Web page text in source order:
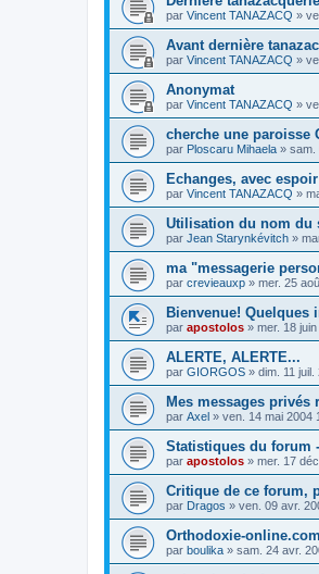
par Vincent TANAZACQ »
Avant dernière
par Vincent TANAZACQ »
Anonymat
par Vincent TANAZACQ »
cherche une paroisse
par Ploscaru Mihaela » sam.
Echanges, avec
par Vincent TANAZACQ »
Utilisation du nom du
par Jean Starynkévitch »
ma "messagerie
par crevieauxp » mer. 25
Bienvenue! Quelques
par apostolos » mer. 18
ALERTE, ALERTE...
par GIORGOS » dim. 11 juil.
Mes messages privés
par Axel » ven. 14 mai 2004
Statistiques du forum
par apostolos » mer. 17
Critique de ce forum,
par Dragos » ven. 09 avr.
Orthodoxie-
par boulika » sam. 24 avr.